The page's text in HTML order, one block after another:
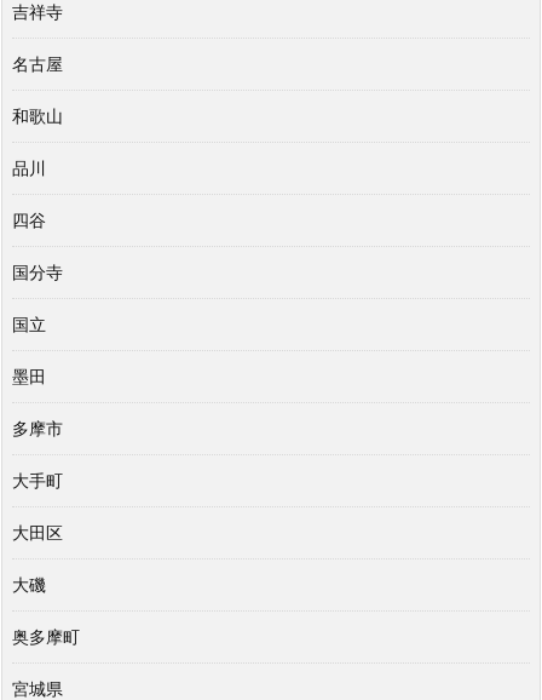
吉祥寺
名古屋
和歌山
品川
四谷
国分寺
国立
墨田
多摩市
大手町
大田区
大磯
奥多摩町
宮城県